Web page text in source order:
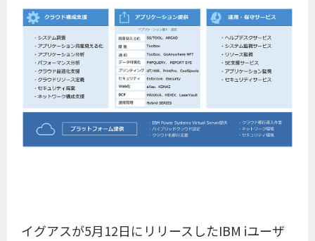
イグアスが5月12日にリリースしたIBM iユーザ